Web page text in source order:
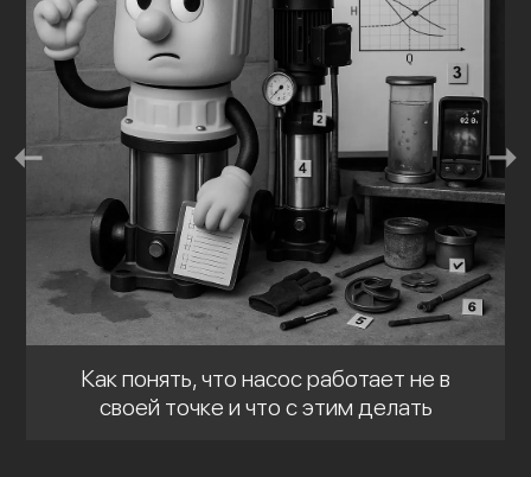
Как понять, что насос работает не в
своей точке и что с этим делать